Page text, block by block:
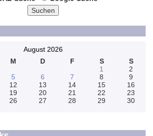
Suchen
August 2026
M D F S
S
1
2
5 6 7 8
9
12 13 14 15
16
19 20 21 22
23
26 27 28 29
30